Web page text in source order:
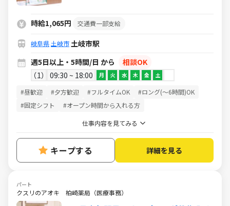
時給1,065円 交通費一部支給
岐阜県 土岐市 土岐市駅
週5日以上・5時間/日 から
相談OK
1
09:30 ~ 18:00 月 火 水 木 金 土
#昼歓迎 #夕方歓迎 #フルタイムOK
#ロング(～6時間)OK
#固定シフト
#オープン時間から入れる方
仕事内容を見てみる
キープする 詳細を見る
パート
クスリのアオキ 柏崎薬局（医療事務）